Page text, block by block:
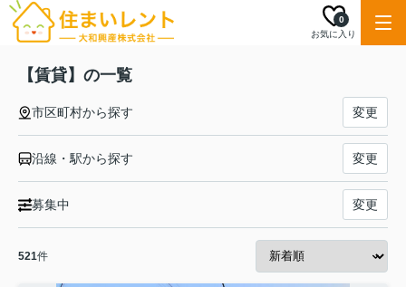
お気に入り
0
【賃貸】の一覧
市区町村から探す 変更
沿線・駅から探す 変更
募集中 変更
521件